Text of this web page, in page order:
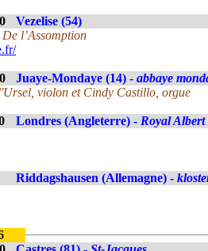
Vezelise (54)
l’Assomption
Juaye-Mondaye (14) - abbaye
violon et Cindy Castillo, orgue
Londres (Angleterre) - Royal
Riddagshausen (Allemagne) -